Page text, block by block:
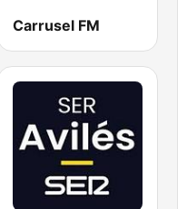
Carrusel FM